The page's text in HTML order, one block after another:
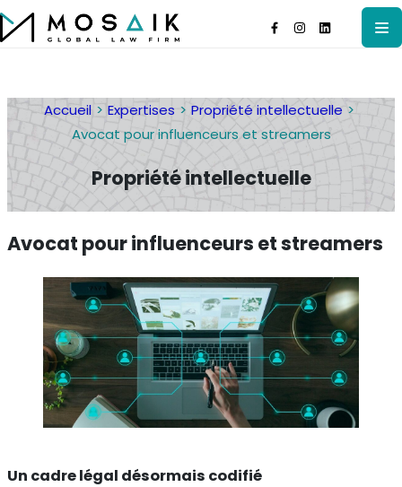
Accueil Expertises
Propriété intellectuelle
Avocat pour influenceurs et streamers
Propriété intellectuelle
Avocat pour influenceurs et streamers
Un cadre légal désormais codifié